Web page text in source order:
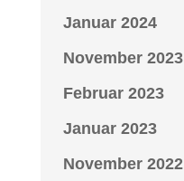
Januar 2024
November 2023
Februar 2023
Januar 2023
November 2022